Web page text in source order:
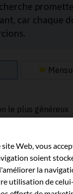
car chaque
Web, vous
soient
la
utilisation de